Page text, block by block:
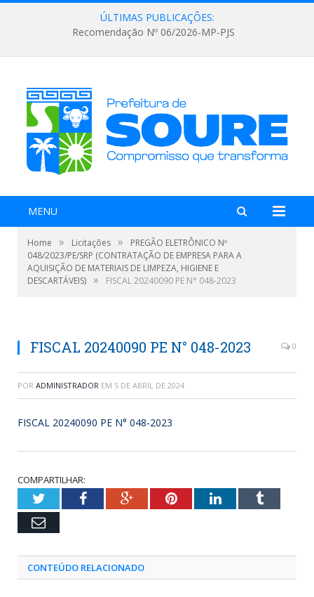
ÚLTIMAS PUBLICAÇÕES:
Recomendação Nº 06/2026-MP-PJS
MENU
Home » Licitações »
PREGÃO ELETRÔNICO Nº
048/2023/PE/SRP (CONTRATAÇÃO DE EMPRESA PARA A
AQUISIÇÃO DE MATERIAIS DE LIMPEZA, HIGIENE E
DESCARTÁVEIS) » FISCAL 20240090 PE N° 048-2023
FISCAL 20240090 PE N° 048-2023 0
POR ADMINISTRADOR EM 5 DE ABRIL DE 2024
FISCAL 20240090 PE N° 048-2023
COMPARTILHAR:
TwitterFacebookGoogle+PinterestLinkedInTumblr
Email
CONTEÚDO RELACIONADO